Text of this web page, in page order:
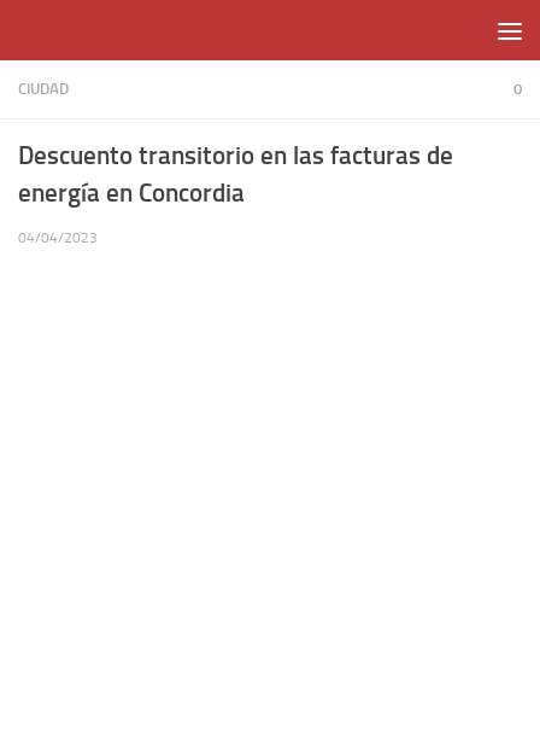
CIUDAD 0
Descuento transitorio en las facturas de
energía en Concordia
04/04/2023